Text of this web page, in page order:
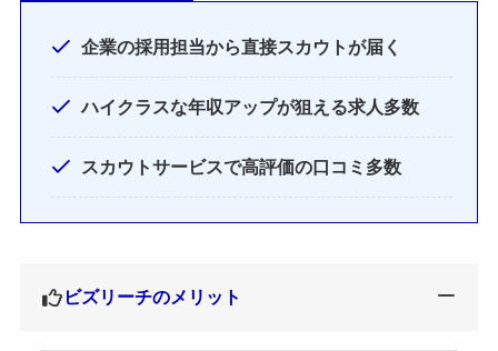
企業の採用担当から直接スカウトが届く
ハイクラスな年収アップが狙える求人多数
スカウトサービスで高評価の口コミ多数
ビズリーチのメリット